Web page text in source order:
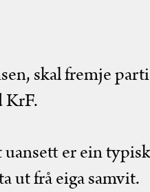
skal fremje
KrF.
er ein
ut frå eiga samvit.